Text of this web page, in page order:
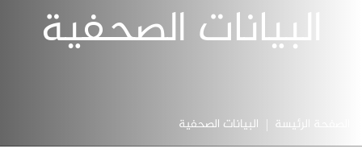
البيانات الصحفية
الصفحة الرئيسة البيانات الصحفية